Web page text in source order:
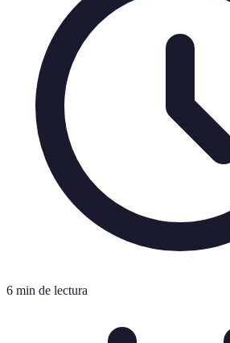
6 min de lectura